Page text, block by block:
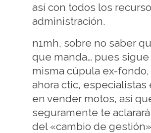
así con todos los
administración.
n1mh, sobre no saber
que manda… pues
misma cúpula ex-fondo,
ahora ctic, especialistas
en vender motos, así
seguramente te
del «cambio de